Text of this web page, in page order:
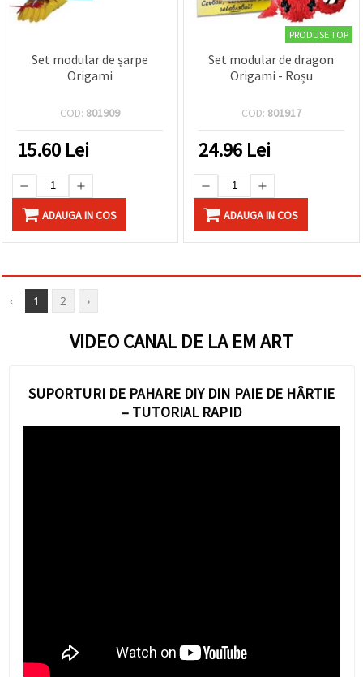
Set modular de șarpe
Origami
COD: 801909
15.60 Lei
ADAUGA IN COS
PRODUSE TOP
Set modular de dragon
Origami - Roșu
COD: 801917
24.96 Lei
ADAUGA IN COS
‹ 1 2 ›
VIDEO CANAL DE LA EM ART
SUPORTURI DE PAHARE DIY DIN PAIE DE HÂRTIE
– TUTORIAL RAPID